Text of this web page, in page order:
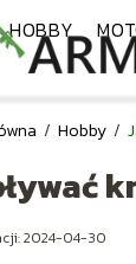
HOBBY
/ Hobby /
2024-04-30